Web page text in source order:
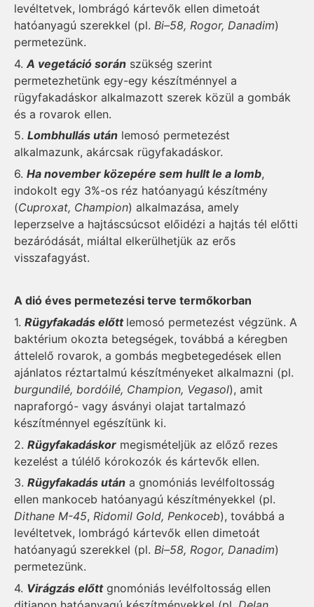
levéltetvek, lombrágó kártevők ellen dimetoát
hatóanyagú szerekkel (pl. Bi–58, Rogor, Danadim)
permetezünk.
4. A vegetáció során szükség szerint
permetezhetünk egy-egy készítménnyel a
rügyfakadáskor alkalmazott szerek közül a gombák
és a rovarok ellen.
5. Lombhullás után lemosó permetezést
alkalmazunk, akárcsak rügyfakadáskor.
6. Ha november közepére sem hullt le a lomb,
indokolt egy 3%-os réz hatóanyagú készítmény
(Cuproxat, Champion) alkalmazása, amely
leperzselve a hajtáscsúcsot előidézi a hajtás tél előtti
bezáródását, miáltal elkerülhetjük az erős
visszafagyást.
A dió éves permetezési terve termőkorban
1. Rügyfakadás előtt lemosó permetezést végzünk. A
baktérium okozta betegségek, továbbá a kéregben
áttelelő rovarok, a gombás megbetegedések ellen
ajánlatos réztartalmú készítményeket alkalmazni (pl.
burgundilé, bordóilé, Champion, Vegasol), amit
napraforgó- vagy ásványi olajat tartalmazó
készítménnyel egészítünk ki.
2. Rügyfakadáskor megismételjük az előző rezes
kezelést a túlélő kórokozók és kártevők ellen.
3. Rügyfakadás után a gnomóniás levélfoltosság
ellen mankoceb hatóanyagú készítményekkel (pl.
Dithane M-45, Ridomil Gold, Penkoceb), továbbá a
levéltetvek, lombrágó kártevők ellen dimetoát
hatóanyagú szerekkel (pl. Bi–58, Rogor, Danadim)
permetezünk.
4. Virágzás előttgnomóniás levélfoltosság ellen